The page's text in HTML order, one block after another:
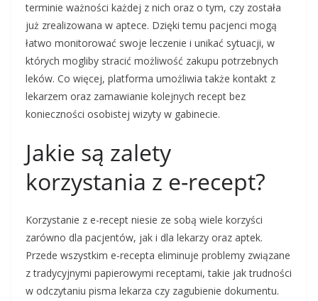
terminie ważności każdej z nich oraz o tym, czy została
już zrealizowana w aptece. Dzięki temu pacjenci mogą
łatwo monitorować swoje leczenie i unikać sytuacji, w
których mogliby stracić możliwość zakupu potrzebnych
leków. Co więcej, platforma umożliwia także kontakt z
lekarzem oraz zamawianie kolejnych recept bez
konieczności osobistej wizyty w gabinecie.
Jakie są zalety
korzystania z e-recept?
Korzystanie z e-recept niesie ze sobą wiele korzyści
zarówno dla pacjentów, jak i dla lekarzy oraz aptek.
Przede wszystkim e-recepta eliminuje problemy związane
z tradycyjnymi papierowymi receptami, takie jak trudności
w odczytaniu pisma lekarza czy zagubienie dokumentu.